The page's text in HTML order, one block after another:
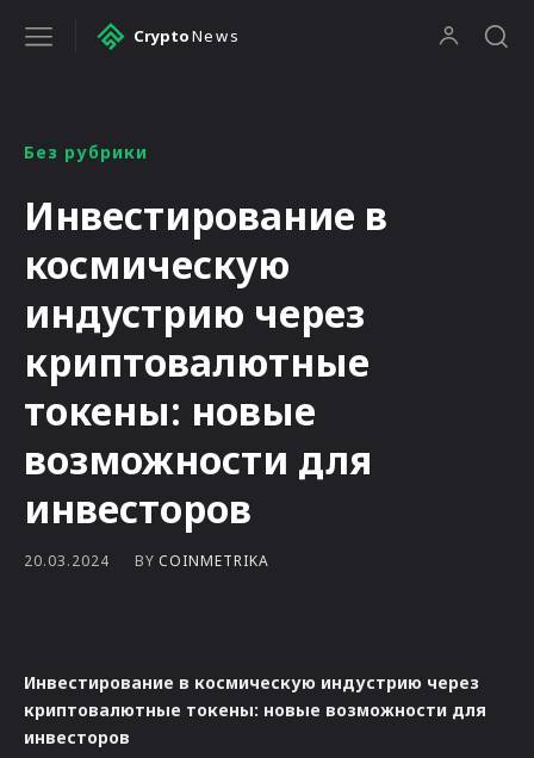
CryptoNews
Без рубрики
Инвестирование в
космическую
индустрию через
криптовалютные
токены: новые
возможности для
инвесторов
20.03.2024 BY COINMETRIKA
Инвестирование в космическую индустрию через
криптовалютные токены: новые возможности для
инвесторов